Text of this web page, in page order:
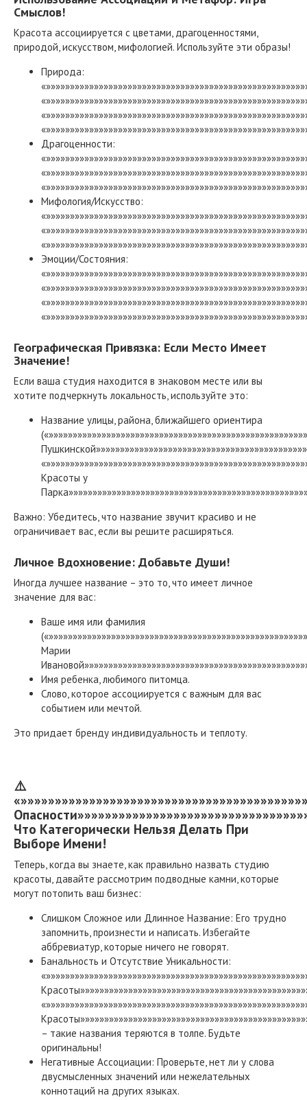
Смыслов!
Красота ассоциируется с цветами, драгоценностями,
природой, искусством, мифологией. Используйте эти образы!
Природа:
Драгоценности:
Мифология/Искусство:
Эмоции/Состояния:
Географическая Привязка: Если Место Имеет
Значение!
Если ваша студия находится в знаковом месте или вы
хотите подчеркнуть локальность, используйте это:
Название улицы, района, ближайшего ориентира
Красоты у
Важно: Убедитесь, что название звучит красиво и не
ограничивает вас, если вы решите расширяться.
Личное Вдохновение: Добавьте Души!
Иногда лучшее название – это то, что имеет личное
значение для вас:
Ваше имя или фамилия
Марии
Имя ребенка, любимого питомца.
Слово, которое ассоциируется с важным для вас
событием или мечтой.
Это придает бренду индивидуальность и теплоту.
⚠️
Что Категорически Нельзя Делать При
Выборе Имени!
Теперь, когда вы знаете, как правильно назвать студию
красоты, давайте рассмотрим подводные камни, которые
могут потопить ваш бизнес:
Слишком Сложное или Длинное Название: Его трудно
запомнить, произнести и написать. Избегайте
аббревиатур, которые ничего не говорят.
Банальность и Отсутствие Уникальности:
– такие названия теряются в толпе. Будьте
оригинальны!
Негативные Ассоциации: Проверьте, нет ли у слова
двусмысленных значений или нежелательных
коннотаций на других языках.